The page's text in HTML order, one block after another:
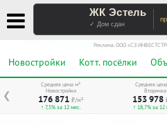
ЖК Эстель
✓ Дом сдан
Реклама. ООО «СЗ
Новостройки Котт. посёлки
❮
Средняя цена м²
Новостройки
176 871 ₽/м²
↑ 7,5% за 12 мес.
Средняя
Вторичка
153 978
↑ 18,7% за 12